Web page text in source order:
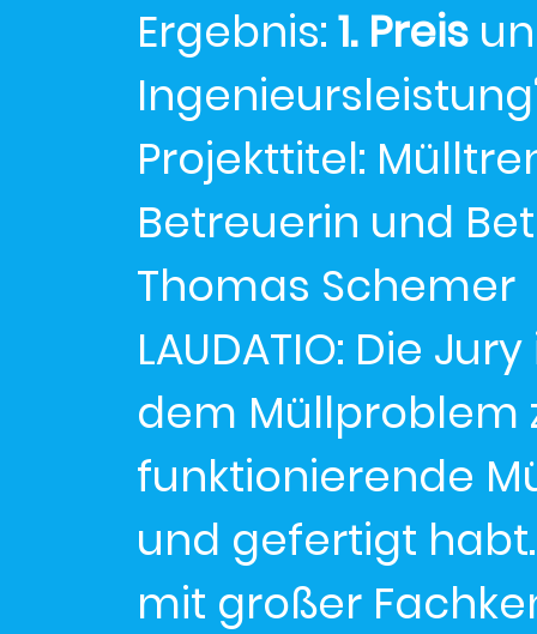
Ergebnis:1. Preis
Projekttitel:
Betreuerin und
Thomas Schemer
LAUDATIO: Die
dem Müllproblem
funktionierende
und gefertigt
mit großer